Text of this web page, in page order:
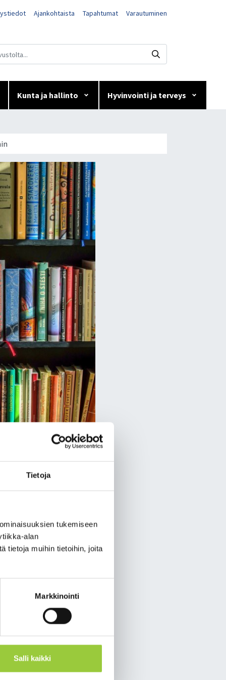
Tietoja
tukemiseen
alan
tietoja muihin tietoihin, joita
Markkinointi
Salli kaikki
Ajankohtaista Tapahtumat Varautuminen
Kunta ja hallinto Hyvinvointi ja terveys
minkä ansiosta
yhdellä ja samalla
kirjastoissa.
samoja
minkä vuoksi
oleva aineisto